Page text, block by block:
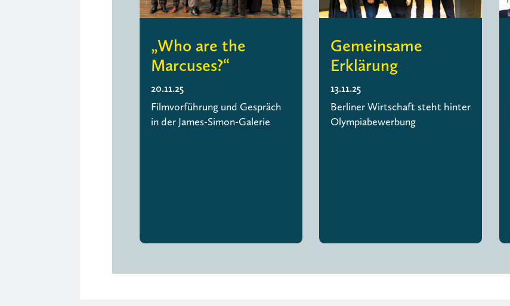
„Who are the
Marcuses?“
20.11.25
Filmvorführung und Gespräch
in der James-Simon-Galerie
Gemeinsame
Erklärung
13.11.25
Berliner Wirtschaft steht hinter
Olympiabewerbung